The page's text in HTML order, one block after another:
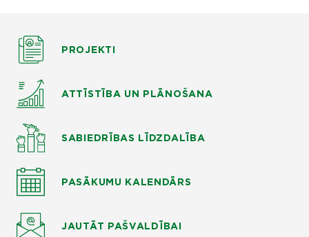
PROJEKTI
ATTĪSTĪBA UN PLĀNOŠANA
SABIEDRĪBAS LĪDZDALĪBA
PASĀKUMU KALENDĀRS
JAUTĀT PAŠVALDĪBAI